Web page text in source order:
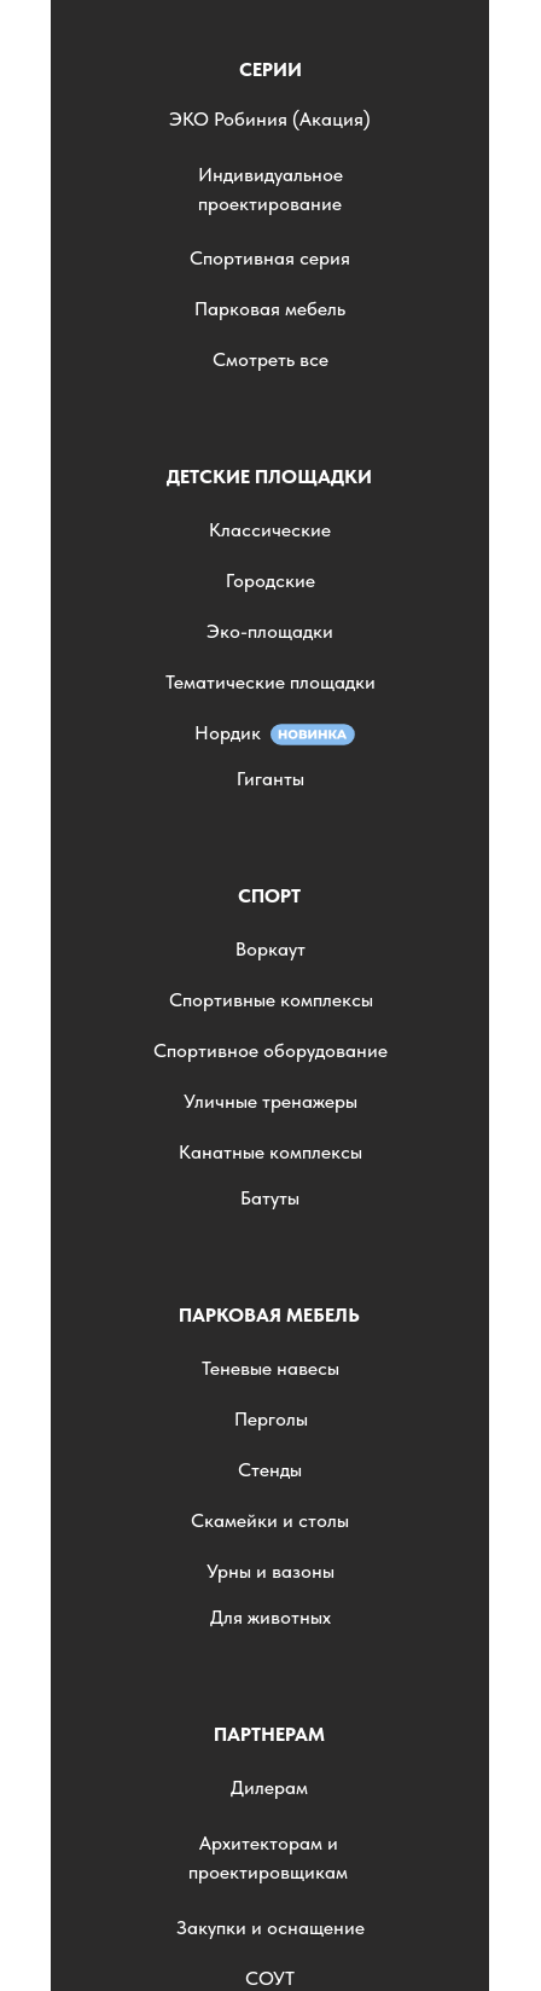
СЕРИИ
ЭKO Робиния (Акация)
Спортивная серия
Парковая мебель
Смотреть все
Индивидуальное
проектирование
ПАРТНЕРАМ
Архитекторам и
проектировщикам
Дилерам
Закупки и оснащение
СОУТ
ДЕТСКИЕ ПЛОЩАДКИ
Классические
Городские
Эко-площадки
Тематические площадки
Нордик
Гиганты
СПОРТ
Воркаут
Спортивные комплексы
Спортивное оборудование
Уличные тренажеры
Канатные комплексы
Батуты
ПАРКОВАЯ МЕБЕЛЬ
Теневые навесы
Перголы
Стенды
Скамейки и столы
Урны и вазоны
Для животных